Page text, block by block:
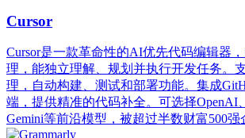
Cursor
Cursor是一款革命性的AI优先代码编辑器
理，能独立理解、规划并执行开发任务。
理，自动构建、测试和部署功能。集成
端，提供精准的代码补全。可选择OpenAI
Gemini等前沿模型，被超过半数财富500强